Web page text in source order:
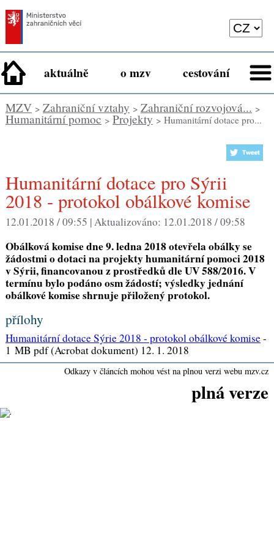
aktuálně o mzv cestování
MZV> Zahraniční vztahy > Zahraniční rozvojová... >
Humanitární pomoc > Projekty > Humanitární dotace pro...
Humanitární dotace pro Sýrii
2018 - protokol obálkové komise
12.01.2018 / 09:55 |Aktualizováno: 12.01.2018 / 09:58
Obálková komise dne 9. ledna 2018 otevřela obálky se
žádostmi o dotaci na projekty humanitární pomoci 2018
v Sýrii, financovanou z prostředků dle UV 588/2016. V
termínu bylo podáno osm žádostí; výsledky jednání
obálkové komise shrnuje přiložený protokol.
přílohy
Humanitární dotace Sýrie 2018 - protokol obálkové komise-
1 MB pdf (Acrobat dokument) 12. 1. 2018
Odkazy v článcích mohou vést na plnou verzi webu mzv.cz
plná verze